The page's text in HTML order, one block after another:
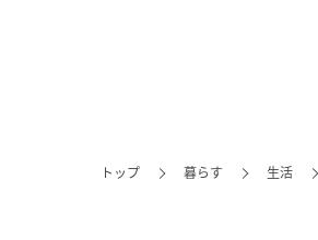
トップ 暮らす 生活